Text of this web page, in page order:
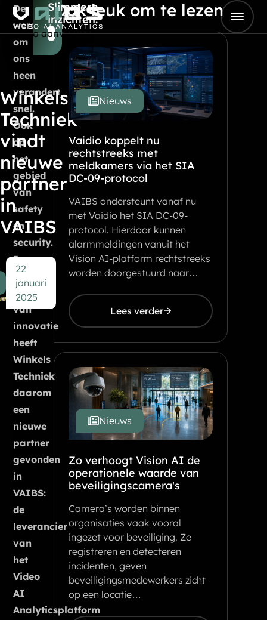
Skip to content
Go to Home
Winkels
Techniek
vindt
nieuwe
partner
in
VAIBS
22
januari
2025
De
wereld
om
ons
heen
verandert
snel.
Ook
op
het
gebied
van
safety
en
security.
In
het
kader
van
innovatie
heeft
Winkels
Techniek
daarom
een
nieuwe
partner
gevonden
in
VAIBS:
de
leverancier
van
het
Video
AI
Analyticsplatform
Slimmere
inzichten.
Demo aanvragen
Ook leuk om te lezen
Vaidio koppelt nu
rechtstreeks met
meldkamers via het SIA
DC-09-protocol
VAIBS ondersteunt vanaf nu
met Vaidio het SIA DC-09-
protocol. Hierdoor kunnen
alarmmeldingen vanuit het
Vision AI-platform rechtstreeks
worden doorgestuurd naar…
Lees verder
Nieuws
Zo verhoogt Vision AI de
operationele waarde van
beveiligingscamera’s
Camera’s worden binnen
organisaties vaak vooral
ingezet voor beveiliging. Ze
registreren en detecteren
incidenten, geven
beveiligingsmedewerkers zicht
op een locatie…
Nieuws